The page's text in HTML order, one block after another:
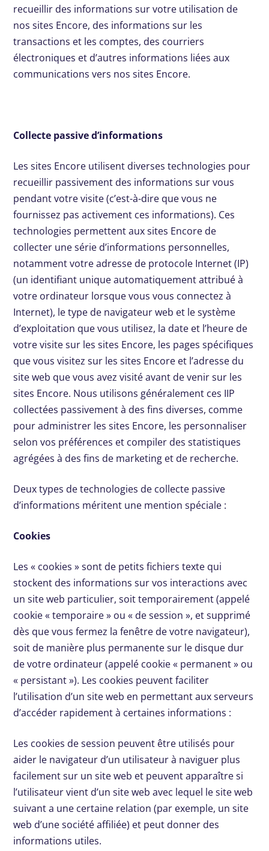
recueillir des informations sur votre utilisation de
nos sites Encore, des informations sur les
transactions et les comptes, des courriers
électroniques et d’autres informations liées aux
communications vers nos sites Encore.
Collecte passive d’informations
Les sites Encore utilisent diverses technologies pour
recueillir passivement des informations sur vous
pendant votre visite (c’est-à-dire que vous ne
fournissez pas activement ces informations). Ces
technologies permettent aux sites Encore de
collecter une série d’informations personnelles,
notamment votre adresse de protocole Internet (IP)
(un identifiant unique automatiquement attribué à
votre ordinateur lorsque vous vous connectez à
Internet), le type de navigateur web et le système
d’exploitation que vous utilisez, la date et l’heure de
votre visite sur les sites Encore, les pages spécifiques
que vous visitez sur les sites Encore et l’adresse du
site web que vous avez visité avant de venir sur les
sites Encore. Nous utilisons généralement ces IIP
collectées passivement à des fins diverses, comme
pour administrer les sites Encore, les personnaliser
selon vos préférences et compiler des statistiques
agrégées à des fins de marketing et de recherche.
Deux types de technologies de collecte passive
d’informations méritent une mention spéciale :
Cookies
Les « cookies » sont de petits fichiers texte qui
stockent des informations sur vos interactions avec
un site web particulier, soit temporairement (appelé
cookie « temporaire » ou « de session », et supprimé
dès que vous fermez la fenêtre de votre navigateur),
soit de manière plus permanente sur le disque dur
de votre ordinateur (appelé cookie « permanent » ou
« persistant »). Les cookies peuvent faciliter
l’utilisation d’un site web en permettant aux serveurs
d’accéder rapidement à certaines informations :
Les cookies de session peuvent être utilisés pour
aider le navigateur d’un utilisateur à naviguer plus
facilement sur un site web et peuvent apparaître si
l’utilisateur vient d’un site web avec lequel le site web
suivant a une certaine relation (par exemple, un site
web d’une société affiliée) et peut donner des
informations utiles.